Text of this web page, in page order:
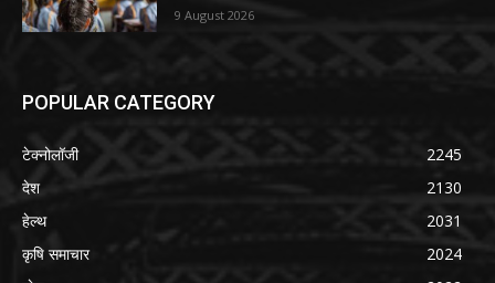
9 August 2026
POPULAR CATEGORY
टेक्नोलॉजी
2245
देश
2130
हेल्थ
2031
कृषि समाचार
2024